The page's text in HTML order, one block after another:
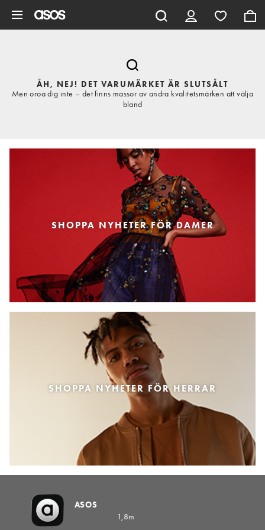
ÅH, NEJ! DET VARUMÄRKET ÄR SLUTSÅLT
Men oroa dig inte – det finns massor av andra kvalitetsmärken att välja
bland
SHOPPA NYHETER FÖR DAMER
SHOPPA NYHETER FÖR HERRAR
ASOS
1,8m